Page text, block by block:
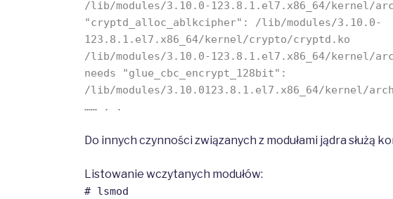
/lib/modules/3.10.0-123.8.1.el7.x86_64/kernel/
"cryptd_alloc_ablkcipher": /lib/modules/3.10.0-
123.8.1.el7.x86_64/kernel/crypto/cryptd.ko
/lib/modules/3.10.0-123.8.1.el7.x86_64/kernel/
needs "glue_cbc_encrypt_128bit":
/lib/modules/3.10.0123.8.1.el7.x86_64/kernel/
…… . .
Do innych czynności związanych z modułami jądra służą
Listowanie wczytanych modułów:
# lsmod